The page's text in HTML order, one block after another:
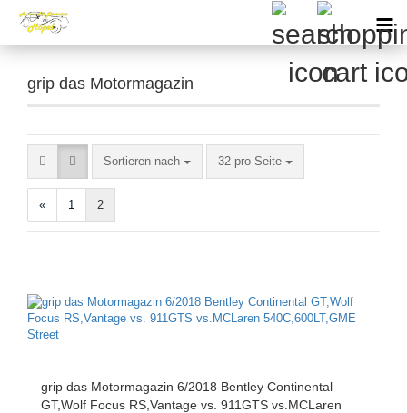
grip das Motormagazin
Sortieren nach
Sortieren nach 32 pro Seite
pro Seite
« 1 2
grip das Motormagazin 6/2018 Bentley Continental
GT,Wolf Focus RS,Vantage vs. 911GTS vs.MCLaren